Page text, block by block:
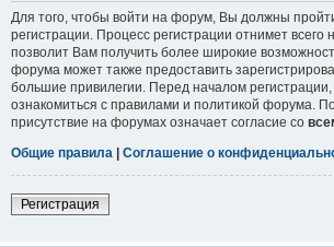
Для того, чтобы войти на форум, Вы должны
регистрации. Процесс регистрации отнимет всего
позволит Вам получить более широкие
форума может также предоставить
большие привилегии. Перед началом
ознакомиться с правилами и политикой форума.
присутствие на форумах означает согласие со
Общие правила | Соглашение о
Регистрация